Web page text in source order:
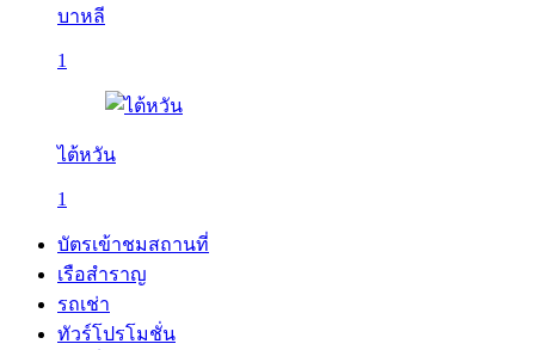
บาหลี
1
ไต้หวัน
1
บัตรเข้าชมสถานที่
เรือสำราญ
รถเช่า
ทัวร์โปรโมชั่น